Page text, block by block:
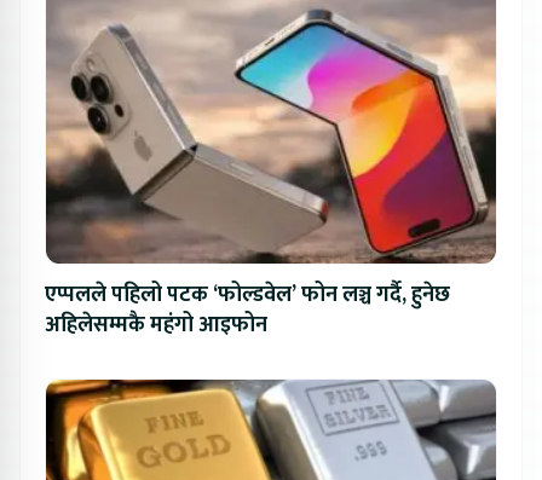
एप्पलले पहिलो पटक ‘फोल्डवेल’ फोन लञ्च गर्दै, हुनेछ
अहिलेसम्मकै महंगो आइफोन